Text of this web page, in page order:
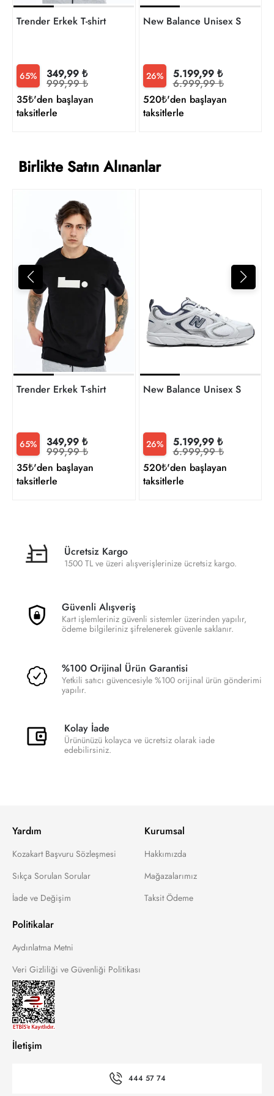
Trender Erkek T-shirt
65% 349,99 ₺
999,99 ₺
35₺'den başlayan
taksitlerle
New Balance Unisex Sneaker
26% 5.199,99 ₺
6.999,99 ₺
520₺'den başlayan
taksitlerle
Birlikte Satın Alınanlar
Trender Erkek T-shirt
65% 349,99 ₺
999,99 ₺
35₺'den başlayan
taksitlerle
New Balance Unisex Sneaker
26% 5.199,99 ₺
6.999,99 ₺
520₺'den başlayan
taksitlerle
Ücretsiz Kargo
1500 TL ve üzeri alışverişlerinize ücretsiz kargo.
Güvenli Alışveriş
Kart işlemleriniz güvenli sistemler üzerinden yapılır,
ödeme bilgileriniz şifrelenerek güvenle saklanır.
%100 Orijinal Ürün Garantisi
Yetkili satıcı güvencesiyle %100 orijinal ürün gönderimi
yapılır.
Kolay İade
Ürününüzü kolayca ve ücretsiz olarak iade
edebilirsiniz.
Yardım
Kozakart Başvuru Sözleşmesi
Sıkça Sorulan Sorular
İade ve Değişim
Kurumsal
Hakkımızda
Mağazalarımız
Taksit Ödeme
Politikalar
Aydınlatma Metni
Veri Gizliliği ve Güvenliği Politikası
İletişim
444 57 74